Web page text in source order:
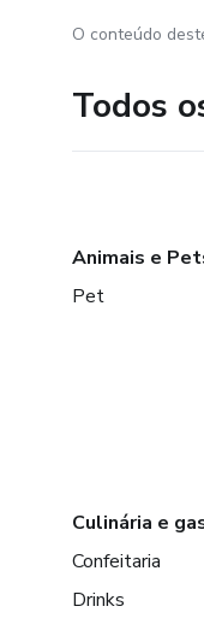
O conteúdo
Todos
Animais e
Pet
Culinária e
Confeitaria
Drinks